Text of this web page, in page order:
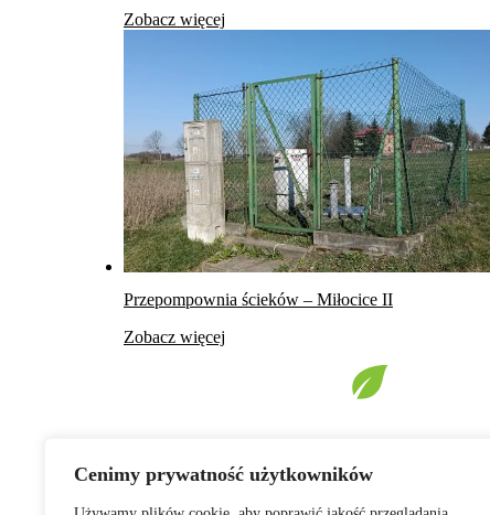
Cenimy prywatność użytkowników
Zobacz więcej
Przepompownia ścieków – Miłocice II
Zobacz więcej